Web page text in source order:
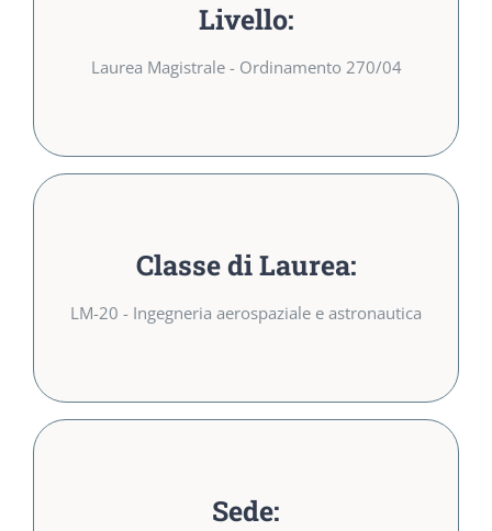
Livello:
Laurea Magistrale - Ordinamento 270/04
Laurea Magistrale –
Ordinamento 270/04
Classe di Laurea:
LM-20 - Ingegneria aerospaziale e astronautica
LM-20 – Ingegneria
aerospaziale e astronautica
Sede: